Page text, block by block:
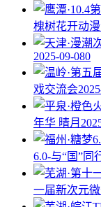
槐树花开动
2025-09-080
戏交流会
年华 晴月
6.0-与“国”同
一届新次元